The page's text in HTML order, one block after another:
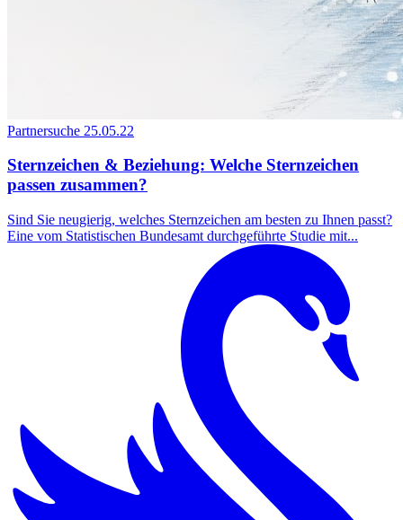
Partnersuche 25.05.22
Sternzeichen & Beziehung: Welche Sternzeichen
passen zusammen?
Sind Sie neugierig, welches Sternzeichen am besten zu Ihnen passt?
Eine vom Statistischen Bundesamt durchgeführte Studie mit...